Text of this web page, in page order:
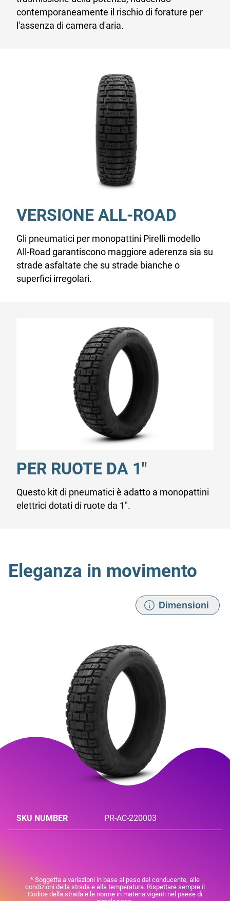
contemporaneamente il rischio di forature per
l'assenza di camera d'aria.
VERSIONE ALL-ROAD
Gli pneumatici per monopattini Pirelli modello
All-Road garantiscono maggiore aderenza sia su
strade asfaltate che su strade bianche o
superfici irregolari.
PER RUOTE DA 1"
Questo kit di pneumatici è adatto a monopattini
elettrici dotati di ruote da 1".
Eleganza in movimento
Dimensioni
SKU NUMBER PR-AC-220003
* Soggetta a variazioni in base al peso del conducente, alle
condizioni della strada e alla temperatura. Rispettare sempre il
Codice della strada e le norme in materia vigenti nel paese di